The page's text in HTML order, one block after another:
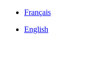
Français
English